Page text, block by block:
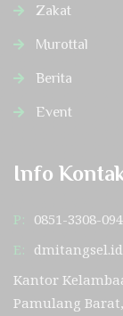
Zakat
Murottal
Berita
Event
Info
P: 0851-3308-
E:
Kantor
Pamulang